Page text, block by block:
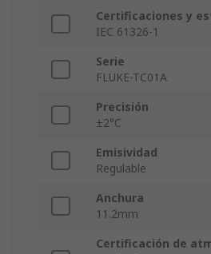
Certificaciones y
IEC 61326-1
Serie
FLUKE-TC01A
Precisión
±2°C
Emisividad
Regulable
Anchura
11.2mm
Certificación de